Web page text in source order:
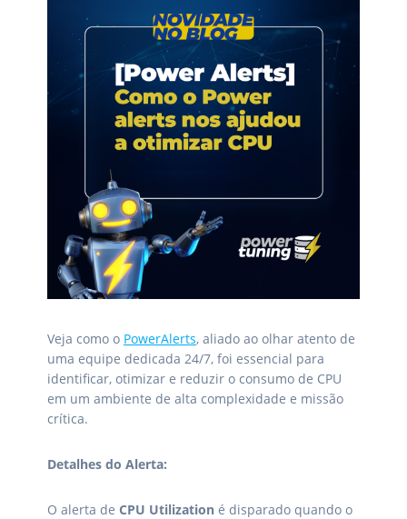
Veja como o PowerAlerts, aliado ao olhar atento de
uma equipe dedicada 24/7, foi essencial para
identificar, otimizar e reduzir o consumo de CPU
em um ambiente de alta complexidade e missão
crítica.
Detalhes do Alerta:
O alerta de CPU Utilization é disparado quando o